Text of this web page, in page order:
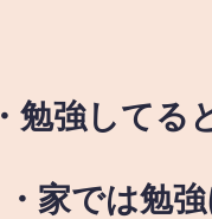
・勉強して
・家では勉